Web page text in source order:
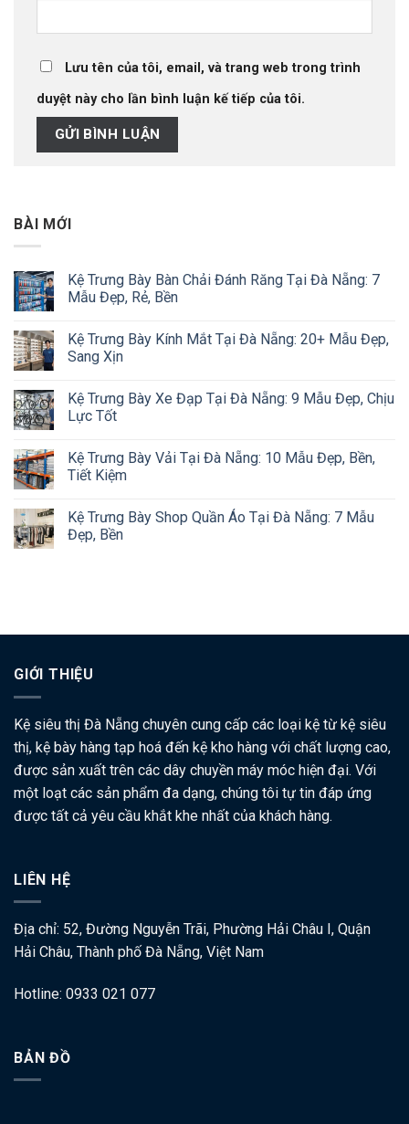
Lưu tên của tôi, email, và trang web trong trình
duyệt này cho lần bình luận kế tiếp của tôi.
BÀI MỚI
Kệ Trưng Bày Bàn Chải Đánh Răng Tại Đà Nẵng: 7
Mẫu Đẹp, Rẻ, Bền
Kệ Trưng Bày Kính Mắt Tại Đà Nẵng: 20+ Mẫu Đẹp,
Sang Xịn
Kệ Trưng Bày Xe Đạp Tại Đà Nẵng: 9 Mẫu Đẹp, Chịu
Lực Tốt
Kệ Trưng Bày Vải Tại Đà Nẵng: 10 Mẫu Đẹp, Bền,
Tiết Kiệm
Kệ Trưng Bày Shop Quần Áo Tại Đà Nẵng: 7 Mẫu
Đẹp, Bền
GIỚI THIỆU
Kệ siêu thị Đà Nẵng chuyên cung cấp các loại kệ từ kệ siêu
thị, kệ bày hàng tạp hoá đến kệ kho hàng với chất lượng cao,
được sản xuất trên các dây chuyền máy móc hiện đại. Với
một loạt các sản phẩm đa dạng, chúng tôi tự tin đáp ứng
được tất cả yêu cầu khắt khe nhất của khách hàng.
LIÊN HỆ
Địa chỉ: 52, Đường Nguyễn Trãi, Phường Hải Châu I, Quận
Hải Châu, Thành phố Đà Nẵng, Việt Nam
Hotline: 0933 021 077
BẢN ĐỒ